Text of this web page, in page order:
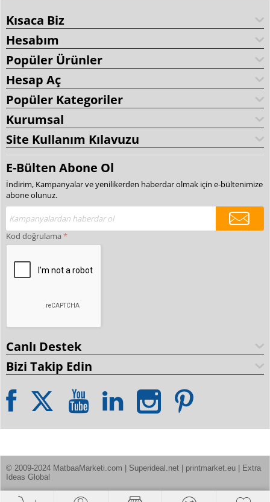
Kısaca Biz
Hesabım
Popüler Ürünler
Hesap Aç
Popüler Kategoriler
Kurumsal
Site Kullanım Kılavuzu
E-Bülten Abone Ol
İndirim, Kampanyalar ve yenilikerden haberdar olmak için e-bültenimize
abone olunuz.
Kod doğrulama
Canlı Destek
Bizi Takip Edin
© 2009-2024 MatbaaMarketi.com | Superideal.net | printmarket.eu | Extra
Ideas Global